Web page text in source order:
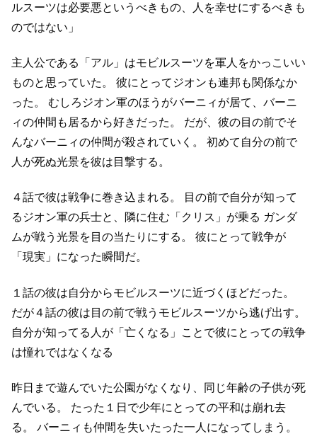
ルスーツは必要悪というべきもの、人を幸せにするべきも
のではない」
主人公である「アル」はモビルスーツを軍人をかっこいい
ものと思っていた。
彼にとってジオンも連邦も関係なか
った。
むしろジオン軍のほうがバーニィが居て、バーニ
ィの仲間も居るから好きだった。
だが、彼の目の前でそ
んなバーニィの仲間が殺されていく。
初めて自分の前で
人が死ぬ光景を彼は目撃する。
４話で彼は戦争に巻き込まれる。
目の前で自分が知って
るジオン軍の兵士と、隣に住む「クリス」が乗る ガンダ
ムが戦う光景を目の当たりにする。
彼にとって戦争が
「現実」になった瞬間だ。
１話の彼は自分からモビルスーツに近づくほどだった。
だが４話の彼は目の前で戦うモビルスーツから逃げ出す。
自分が知ってる人が「亡くなる」ことで彼にとっての戦争
は憧れではなくなる
昨日まで遊んでいた公園がなくなり、同じ年齢の子供が死
んでいる。
たった１日で少年にとっての平和は崩れ去
る。
バーニィも仲間を失いたった一人になってしまう。